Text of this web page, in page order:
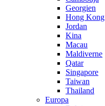
Georgien
Hong Kong
Jordan
Kina
Macau
Maldiverne
Qatar
Singapore
Taiwan
Thailand
Europa